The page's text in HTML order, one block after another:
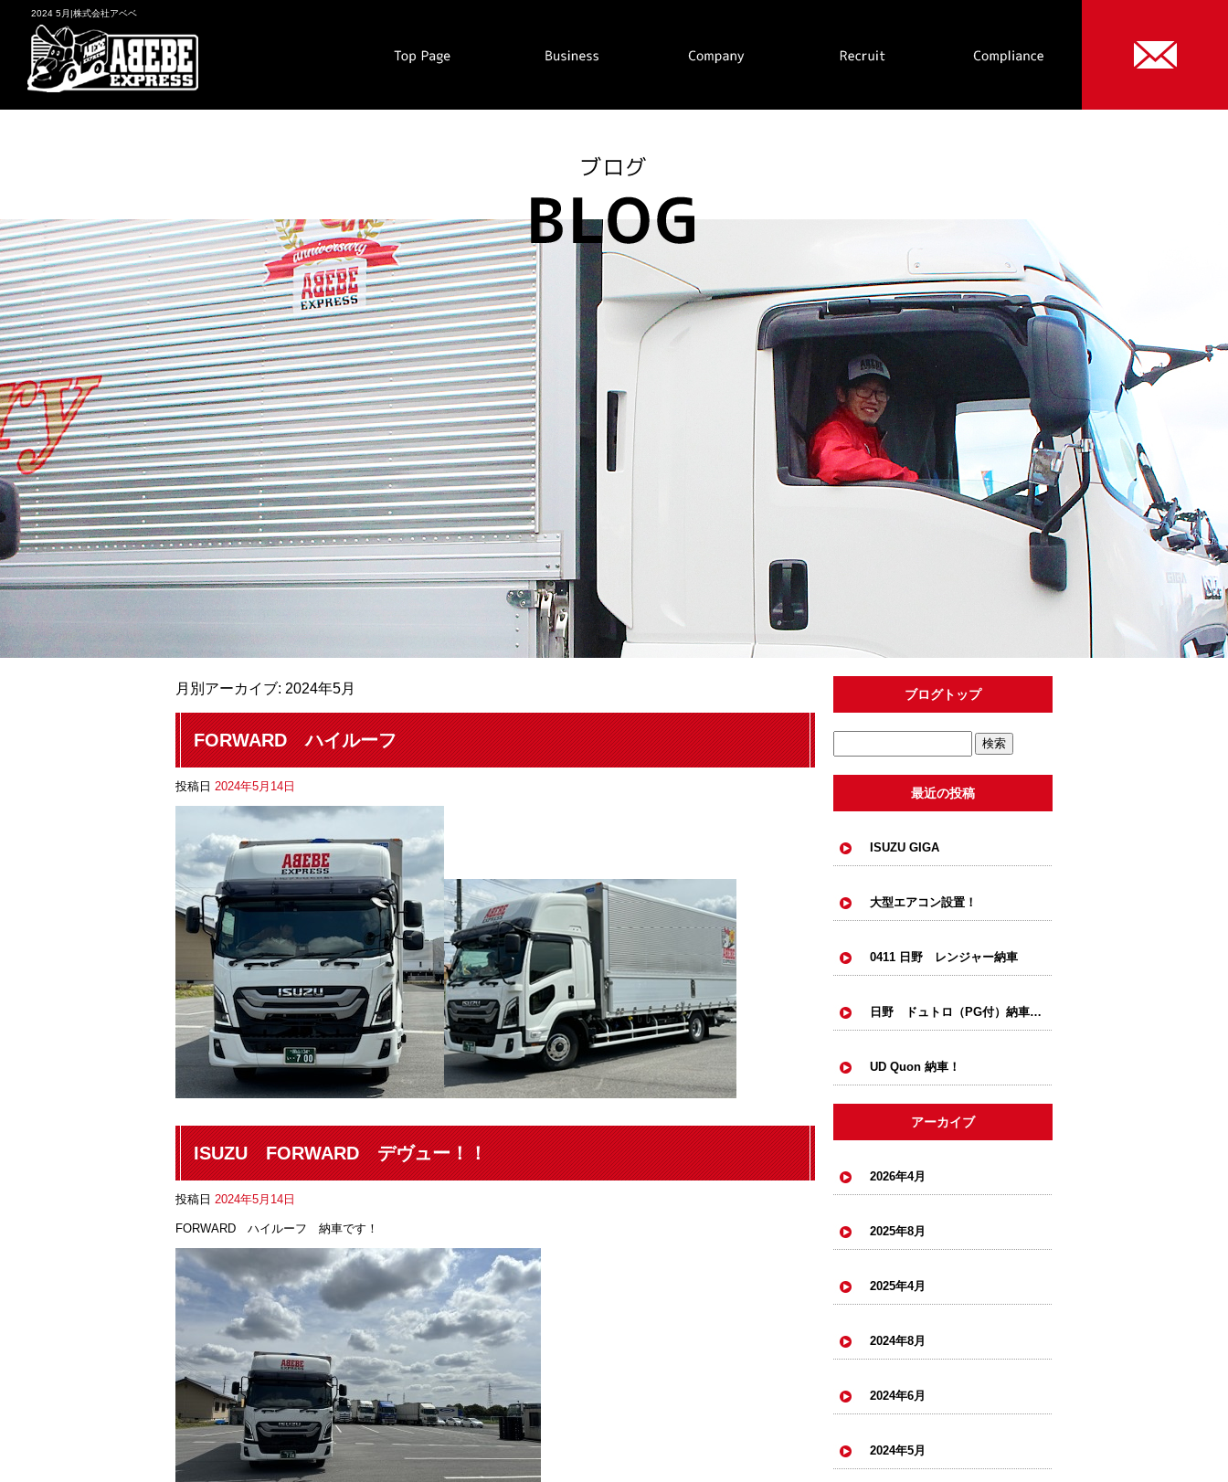
2024 5月|株式会社アベベ
月別アーカイブ: 2024年5月
FORWARD ハイルーフ
投稿日 2024年5月14日
ISUZU FORWARD デヴュー！！
投稿日 2024年5月14日
FORWARD ハイルーフ 納車です！
ブログトップ
最近の投稿
ISUZU GIGA
大型エアコン設置！
0411 日野 レンジャー納車
日野 ドュトロ（PG付）納車！！
UD Quon 納車！
アーカイブ
2026年4月
2025年8月
2025年4月
2024年8月
2024年6月
2024年5月